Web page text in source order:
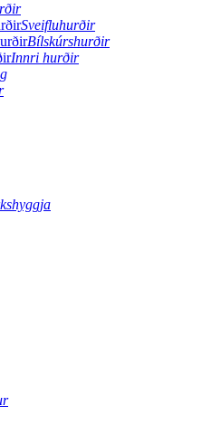
Sveifluhurðir
Bílskúrshurðir
Innri hurðir